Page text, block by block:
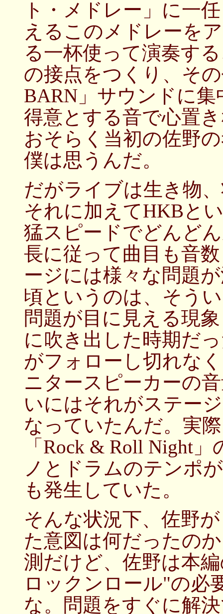
ト・メドレー」に一
えるこのメドレーを
る一杯使って演奏す
の接点をつくり、そ
BARN」サウンドに
得意とする音で心置
おそらく当初の佐野
僕は思うんだ。
だがライブは生き物
それに加えてHKBと
猛スピードでどんど
長に従って曲目も音
ージには様々な問題
頃というのは、そう
問題が目に見える現
に吹き出した時期だ
がフォローし切れな
ニタースピーカーの
いにはそれがステー
なっていたんだ。実
「Rock & Roll Night
ノとドラムのテンポ
も発生していた。
そんな状況下、佐野
た意図は何だったの
測だけど、佐野は本
ロックンロール"の必
な。問題をすぐに解